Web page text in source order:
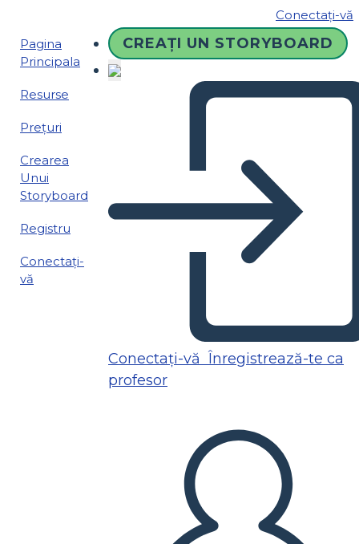
Conectați-vă
Pagina
Principala
Resurse
Prețuri
Crearea
Unui
Storyboard
Registru
Conectați-
vă
CREAȚI UN STORYBOARD
Conectați-vă Înregistrează-te ca
profesor